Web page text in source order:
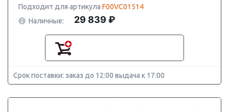
Подходит для артикула F00VC01514
Наличные:
29 839 ₽
Срок поставки: заказ до 12:00 выдача к 17:00